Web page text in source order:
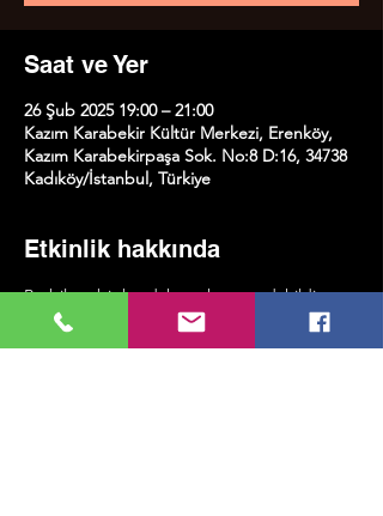
Saat ve Yer
26 Şub 2025 19:00 – 21:00
Kazım Karabekir Kültür Merkezi, Erenköy,
Kazım Karabekirpaşa Sok. No:8 D:16, 34738
Kadıköy/İstanbul, Türkiye
Etkinlik hakkında
Bu bilete bir bardak sıcak şarap dahildir.